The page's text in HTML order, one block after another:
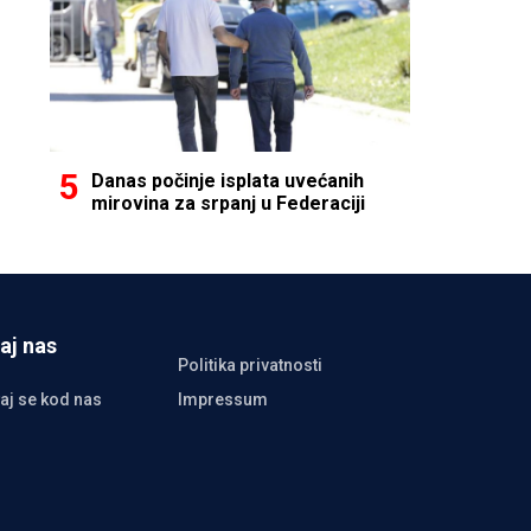
Danas počinje isplata uvećanih
mirovina za srpanj u Federaciji
nas
Politika privatnosti
se kod nas
Impressum